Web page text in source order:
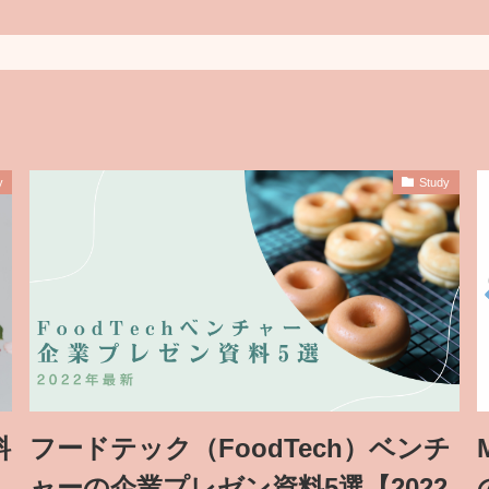
Study
フードテック（FoodTech）ベンチ